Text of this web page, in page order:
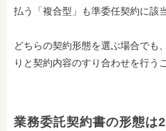
払う「複合型」も準委任契約に該
どちらの契約形態を選ぶ場合でも
りと契約内容のすり合わせを行う
業務委託契約書の形態は